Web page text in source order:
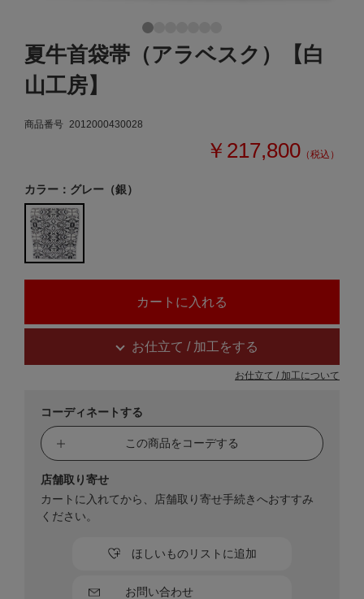
夏牛首袋帯（アラベスク）【白
山工房】
商品番号 2012000430028
￥217,800 （税込）
カラー：グレー（銀）
お仕立て / 加工をする
お仕立て / 加工について
コーディネートする
この商品をコーデする
お問い合わせ
ほしいものリストに追加
店舗取り寄せ
カートに入れてから、店舗取り寄せ手続きへおすすみ
ください。